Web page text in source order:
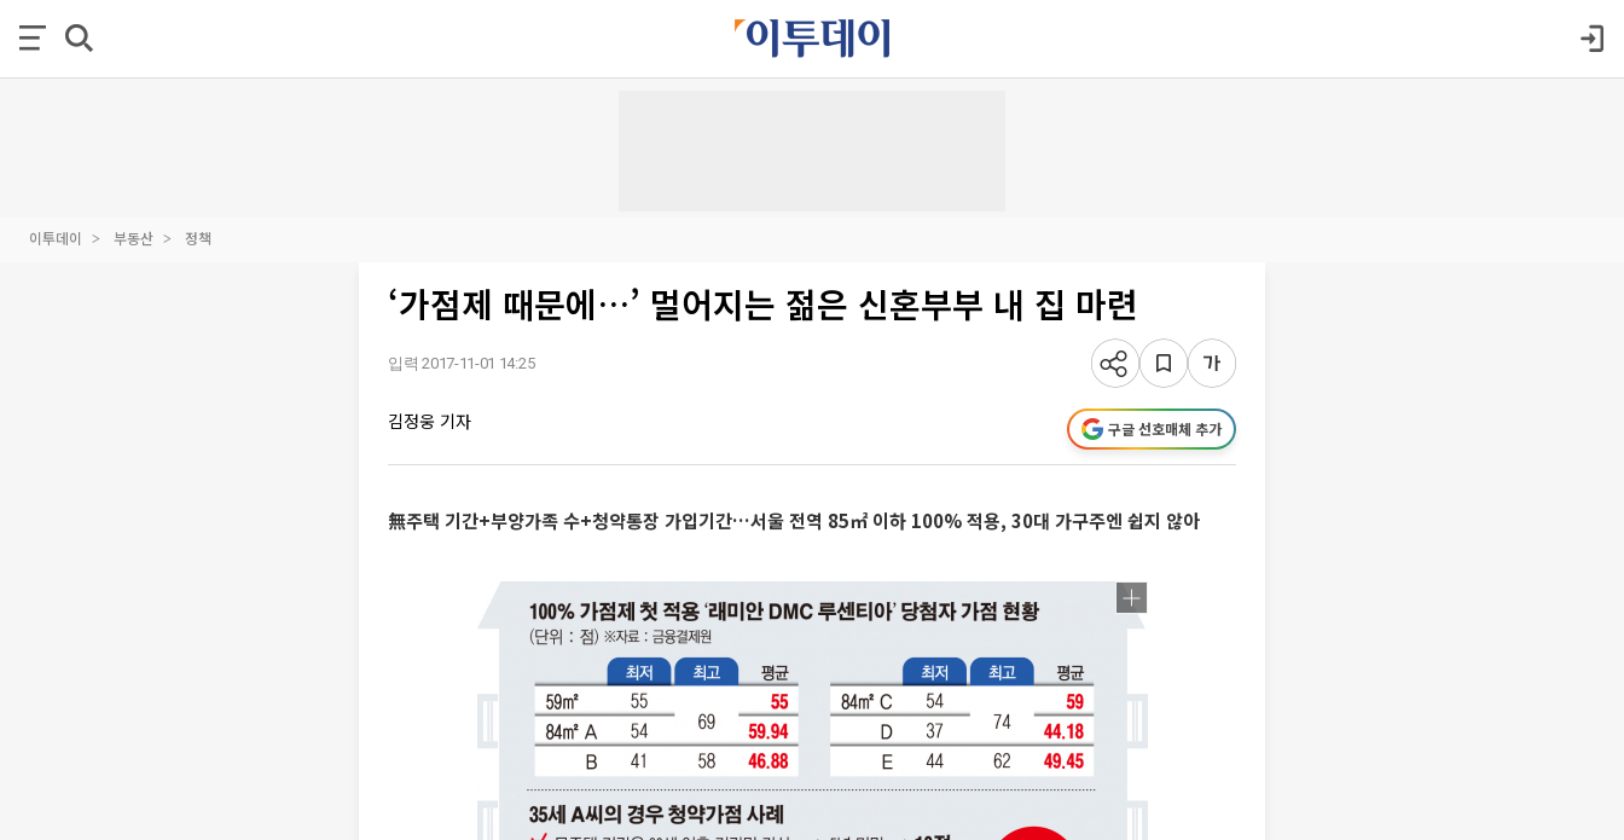
이투데이 부동산 정책
‘가점제 때문에…’ 멀어지는 젊은 신혼부부 내 집 마련
입력 2017-11-01 14:25
김정웅 기자 구글 선호매체 추가
無주택 기간+부양가족 수+청약통장 가입기간…서울 전역 85㎡ 이하 100% 적용, 30대 가구주엔 쉽지 않아